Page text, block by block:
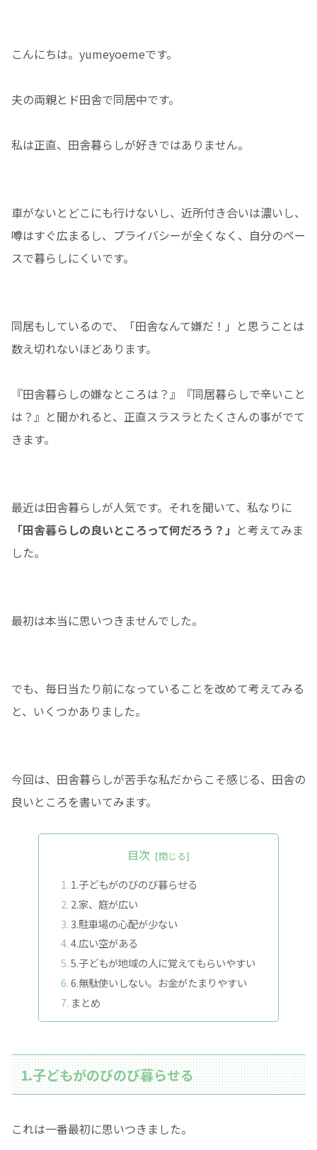
こんにちは。yumeyoemeです。
夫の両親とド田舎で同居中です。
私は正直、田舎暮らしが好きではありません。
車がないとどこにも行けないし、近所付き合いは濃いし、
噂はすぐ広まるし、プライバシーが全くなく、自分のペー
スで暮らしにくいです。
同居もしているので、「田舎なんて嫌だ！」と思うことは
数え切れないほどあります。
『田舎暮らしの嫌なところは？』『同居暮らしで辛いこと
は？』と聞かれると、正直スラスラとたくさんの事がでて
きます。
最近は田舎暮らしが人気です。それを聞いて、私なりに
「田舎暮らしの良いところって何だろう？」 と考えてみま
した。
最初は本当に思いつきませんでした。
でも、毎日当たり前になっていることを改めて考えてみる
と、いくつかありました。
今回は、田舎暮らしが苦手な私だからこそ感じる、田舎の
良いところを書いてみます。
目次
1.子どもがのびのび暮らせる
2.家、庭が広い
3.駐車場の心配が少ない
4.広い空がある
5.子どもが地域の人に覚えてもらいやすい
6.無駄使いしない。お金がたまりやすい
まとめ
1.子どもがのびのび暮らせる
これは一番最初に思いつきました。